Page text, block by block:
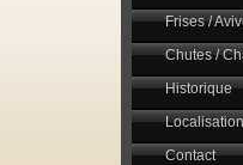
Frises /
Chutes /
Historique
Localisation
Contact